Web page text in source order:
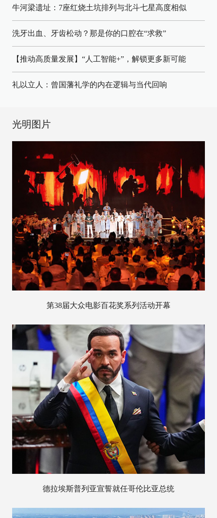
牛河梁遗址：7座红烧土坑排列与北斗七星高度相似
洗牙出血、牙齿松动？那是你的口腔在“求救”
【推动高质量发展】“人工智能+”，解锁更多新可能
礼以立人：曾国藩礼学的内在逻辑与当代回响
光明图片
第38届大众电影百花奖系列活动开幕
德拉埃斯普列亚宣誓就任哥伦比亚总统